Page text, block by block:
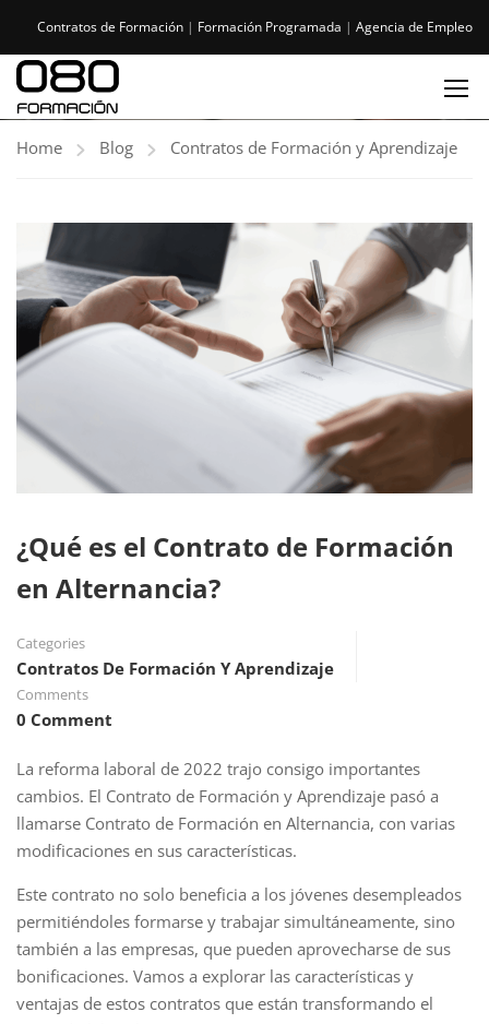
Contratos de Formación | Formación Programada | Agencia de Empleo
Home Blog Contratos de Formación y Aprendizaje
¿Qué es el Contrato de Formación
en Alternancia?
Categories
Contratos De Formación Y Aprendizaje
Comments
0 Comment
La reforma laboral de 2022 trajo consigo importantes
cambios. El Contrato de Formación y Aprendizaje pasó a
llamarse Contrato de Formación en Alternancia, con varias
modificaciones en sus características.
Este contrato no solo beneficia a los jóvenes desempleados
permitiéndoles formarse y trabajar simultáneamente, sino
también a las empresas, que pueden aprovecharse de sus
bonificaciones. Vamos a explorar las características y
ventajas de estos contratos que están transformando el